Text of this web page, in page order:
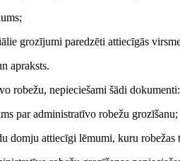
grozījumi paredzēti attiecīgās
apraksts.
robežu, nepieciešami šādi dokumenti:
par administratīvo robežu grozīšanu;
domju attiecīgi lēmumi, kuru robežas